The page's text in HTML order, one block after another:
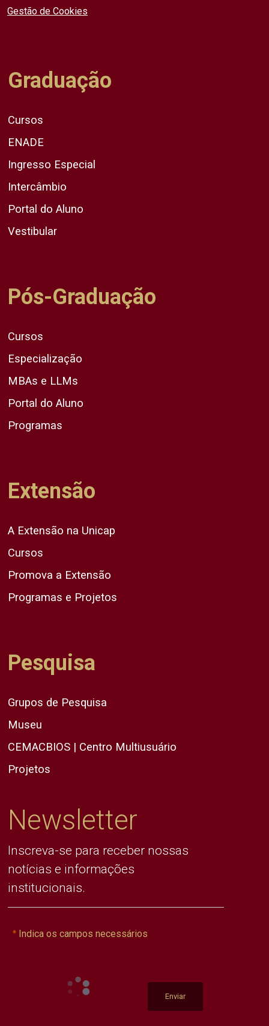
Gestão de Cookies
Graduação
Cursos
ENADE
Ingresso Especial
Intercâmbio
Portal do Aluno
Vestibular
Pós-Graduação
Cursos
Especialização
MBAs e LLMs
Portal do Aluno
Programas
Extensão
A Extensão na Unicap
Cursos
Promova a Extensão
Programas e Projetos
Pesquisa
Grupos de Pesquisa
Museu
CEMACBIOS | Centro Multiusuário
Projetos
Newsletter
Inscreva-se para receber nossas
notícias e informações
institucionais.
Indica os campos necessários
Enviar